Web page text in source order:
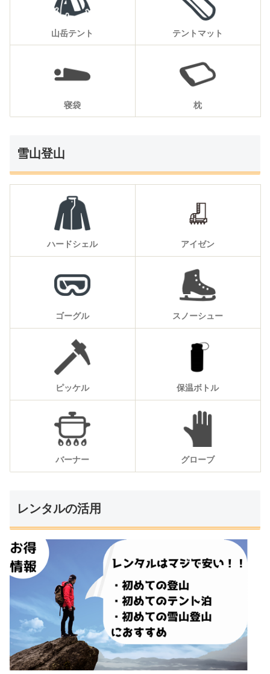
山岳テント テントマット
寝袋 枕
雪山登山
ハードシェル アイゼン
ゴーグル スノーシュー
ピッケル 保温ボトル
バーナー グローブ
レンタルの活用